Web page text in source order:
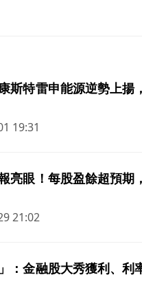
斯特雷申能源逆勢上揚，
19:31
亮眼！每股盈餘超預期，
21:02
：金融股大秀獲利、利